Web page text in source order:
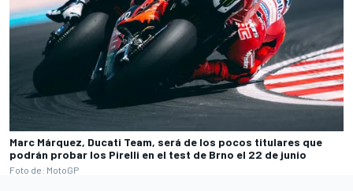
Marc Márquez, Ducati Team, será de los pocos titulares que
podrán probar los Pirelli en el test de Brno el 22 de junio
Foto de: MotoGP